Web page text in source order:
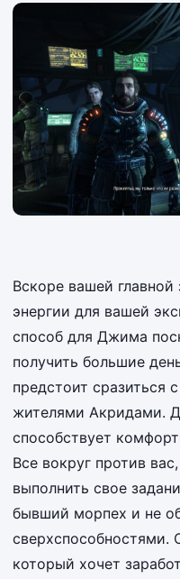
Вскоре вашей главной
энергии для вашей
способ для Джима
получить большие
предстоит сразиться
жителями Акридами.
способствует
Все вокруг против
выполнить свое
бывший морпех и не
сверхспособностями.
который хочет